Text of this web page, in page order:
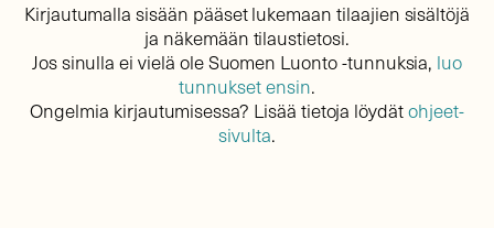
Kirjautumalla sisään pääset lukemaan tilaajien sisältöjä
ja näkemään tilaustietosi.
Jos sinulla ei vielä ole Suomen Luonto -tunnuksia, luo
tunnukset ensin.
Ongelmia kirjautumisessa? Lisää tietoja löydätohjeet-
sivulta.